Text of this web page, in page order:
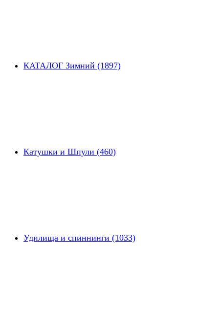
КАТАЛОГ Зимний (1897)
Катушки и Шпули (460)
Удилища и спиннинги (1033)